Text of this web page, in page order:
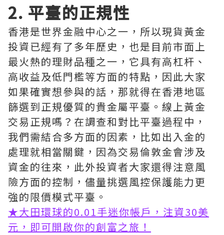
2. 平臺的正規性
香港是世界金融中心之一，所以現貨黃金
投資已經有了多年歷史，也是目前市面上
最火熱的理財品種之一，它具有高杠杆、
高收益及低門檻等方面的特點，因此大家
如果確實想參與的話，那就得在香港地區
篩選到正規優質的貴金屬平臺。線上黃金
交易正規嗎？在調查和對比平臺過程中，
我們需結合多方面的因素，比如出入金的
處理就相當關鍵，因為交易倫敦金會涉及
資金的往來，此外投資者大家還得注意風
險方面的控制，儘量挑選風控保護能力更
強的限價模式平臺。
★大田環球的0.01手迷你帳戶，注資30美
元，即可開啟你的創富之旅！